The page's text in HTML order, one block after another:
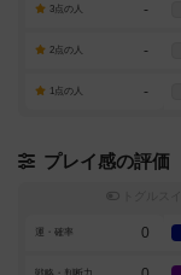
3点の人 -
2点の人 -
1点の人 -
プレイ感の評価
運・確率 0